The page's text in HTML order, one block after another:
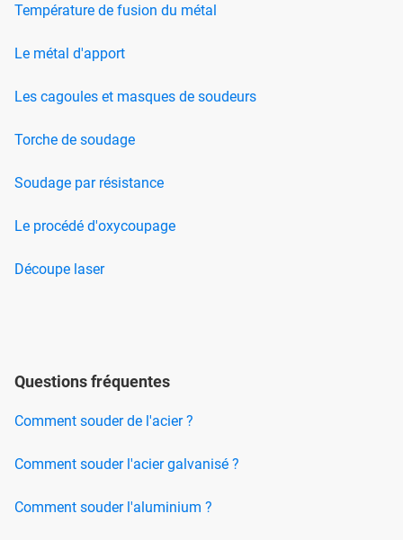
Température de fusion du métal
Le métal d'apport
Les cagoules et masques de soudeurs
Torche de soudage
Soudage par résistance
Le procédé d'oxycoupage
Découpe laser
Questions fréquentes
Comment souder de l'acier ?
Comment souder l'acier galvanisé ?
Comment souder l'aluminium ?